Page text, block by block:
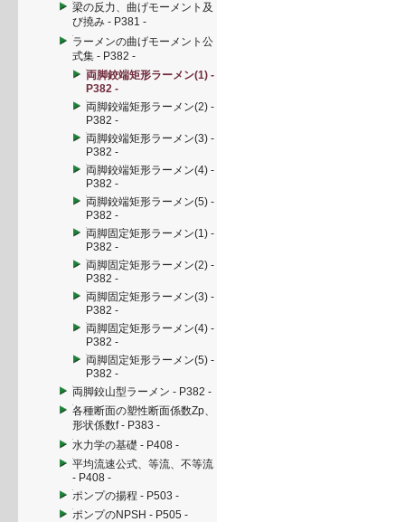
梁の反力、曲げモーメント及
び撓み - P381 -
ラーメンの曲げモーメント公
式集 - P382 -
両脚鉸端矩形ラーメン(1) -
P382 -
両脚鉸端矩形ラーメン(2) -
P382 -
両脚鉸端矩形ラーメン(3) -
P382 -
両脚鉸端矩形ラーメン(4) -
P382 -
両脚鉸端矩形ラーメン(5) -
P382 -
両脚固定矩形ラーメン(1) -
P382 -
両脚固定矩形ラーメン(2) -
P382 -
両脚固定矩形ラーメン(3) -
P382 -
両脚固定矩形ラーメン(4) -
P382 -
両脚固定矩形ラーメン(5) -
P382 -
両脚鉸山型ラーメン - P382 -
各種断面の塑性断面係数Zp、
形状係数f - P383 -
水力学の基礎 - P408 -
平均流速公式、等流、不等流
- P408 -
ポンプの揚程 - P503 -
ポンプのNPSH - P505 -